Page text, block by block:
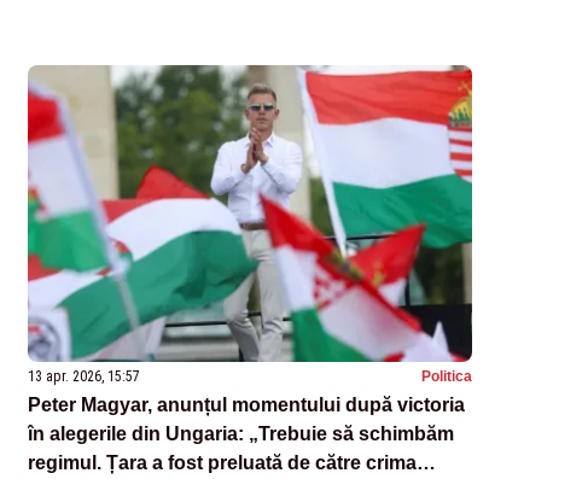
13 apr. 2026, 15:57 Politica
Peter Magyar, anunțul momentului după victoria
în alegerile din Ungaria: „Trebuie să schimbăm
regimul. Țara a fost preluată de către crima